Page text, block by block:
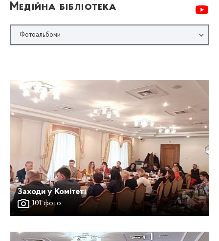
Медійна бібліотека
Фотоальбоми
Заходи у Комітеті
101 фото